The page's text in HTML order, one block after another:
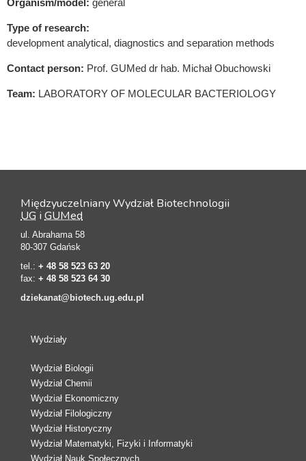
Type of research:
development analytical, diagnostics and separation methods
Contact person: Prof. GUMed dr hab. Michał Obuchowski
Team: LABORATORY OF MOLECULAR BACTERIOLOGY
Międzyuczelniany Wydział Biotechnologii
UG i GUMed
ul. Abrahama 58
80-307 Gdańsk
tel.: + 48 58 523 63 20
fax: + 48 58 523 64 30
dziekanat@biotech.ug.edu.pl
Wydziały
Wydział Biologii
Wydział Chemii
Wydział Ekonomiczny
Wydział Filologiczny
Wydział Historyczny
Wydział Matematyki, Fizyki i Informatyki
Wydział Nauk Społecznych